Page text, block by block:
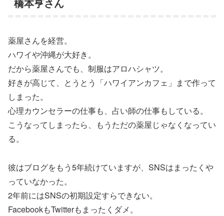
薬屋さんを経営。
ハワイや沖縄が大好き。
だから薬屋さんでも、制服はアロハシャツ。
好きが高じて、とうとう「ハワイアンカフェ」まで作って
しまった。
心理カウンセラーの仕事も、占い師の仕事もしている。
こうなってしまったら、もうただの薬屋じゃなくなってい
る。
彼はブログをもう5年続けていますが、SNSはまったくや
っていなかった。
2年前にはSNSの初期設定すらできない。
FacebookもTwitterもまったくダメ。